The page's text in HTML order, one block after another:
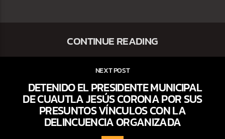
CONTINUE READING
NEXT POST
DETENIDO EL PRESIDENTE MUNICIPAL
DE CUAUTLA JESÚS CORONA POR SUS
PRESUNTOS VÍNCULOS CON LA
DELINCUENCIA ORGANIZADA